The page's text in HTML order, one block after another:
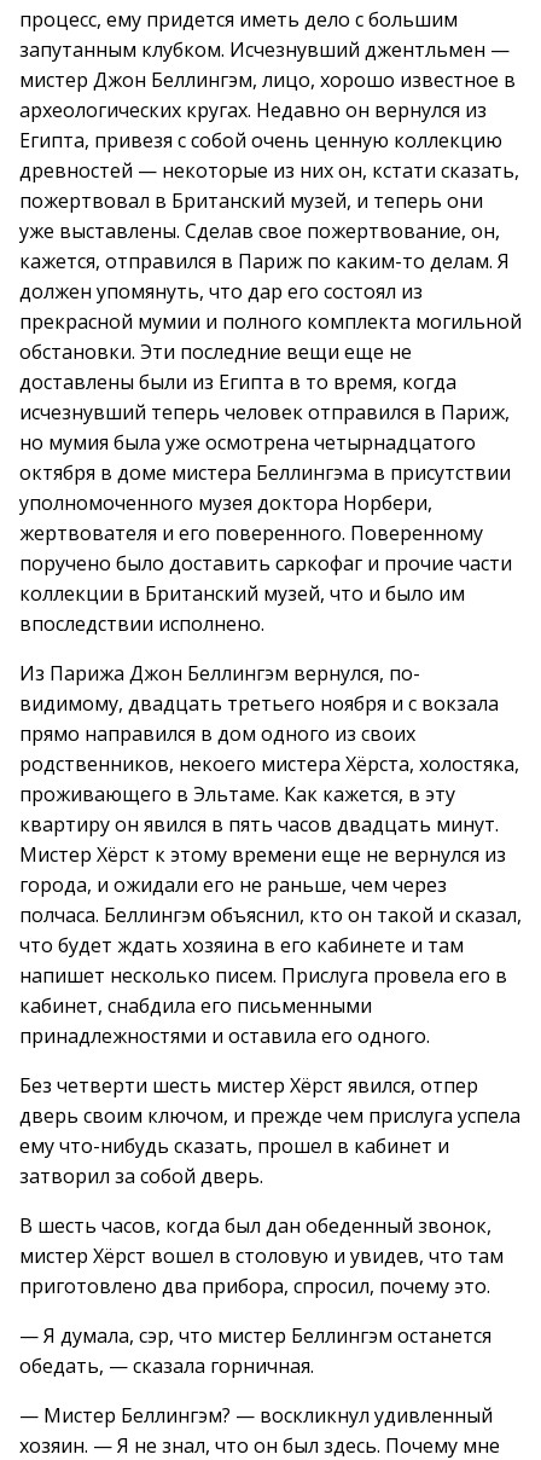
процесс, ему придется иметь дело с большим
запутанным клубком. Исчезнувший джентльмен —
мистер Джон Беллингэм, лицо, хорошо известное в
археологических кругах. Недавно он вернулся из
Египта, привезя с собой очень ценную коллекцию
древностей — некоторые из них он, кстати сказать,
пожертвовал в Британский музей, и теперь они
уже выставлены. Сделав свое пожертвование, он,
кажется, отправился в Париж по каким-то делам. Я
должен упомянуть, что дар его состоял из
прекрасной мумии и полного комплекта могильной
обстановки. Эти последние вещи еще не
доставлены были из Египта в то время, когда
исчезнувший теперь человек отправился в Париж,
но мумия была уже осмотрена четырнадцатого
октября в доме мистера Беллингэма в присутствии
уполномоченного музея доктора Норбери,
жертвователя и его поверенного. Поверенному
поручено было доставить саркофаг и прочие части
коллекции в Британский музей, что и было им
впоследствии исполнено.
Из Парижа Джон Беллингэм вернулся, по-
видимому, двадцать третьего ноября и с вокзала
прямо направился в дом одного из своих
родственников, некоего мистера Хёрста, холостяка,
проживающего в Эльтаме. Как кажется, в эту
квартиру он явился в пять часов двадцать минут.
Мистер Хёрст к этому времени еще не вернулся из
города, и ожидали его не раньше, чем через
полчаса. Беллингэм объяснил, кто он такой и сказал,
что будет ждать хозяина в его кабинете и там
напишет несколько писем. Прислуга провела его в
кабинет, снабдила его письменными
принадлежностями и оставила его одного.
Без четверти шесть мистер Хёрст явился, отпер
дверь своим ключом, и прежде чем прислуга успела
ему что-нибудь сказать, прошел в кабинет и
затворил за собой дверь.
В шесть часов, когда был дан обеденный звонок,
мистер Хёрст вошел в столовую и увидев, что там
приготовлено два прибора, спросил, почему это.
— Я думала, сэр, что мистер Беллингэм останется
обедать, — сказала горничная.
— Мистер Беллингэм? — воскликнул удивленный
хозяин. — Я не знал, что он был здесь. Почему мне